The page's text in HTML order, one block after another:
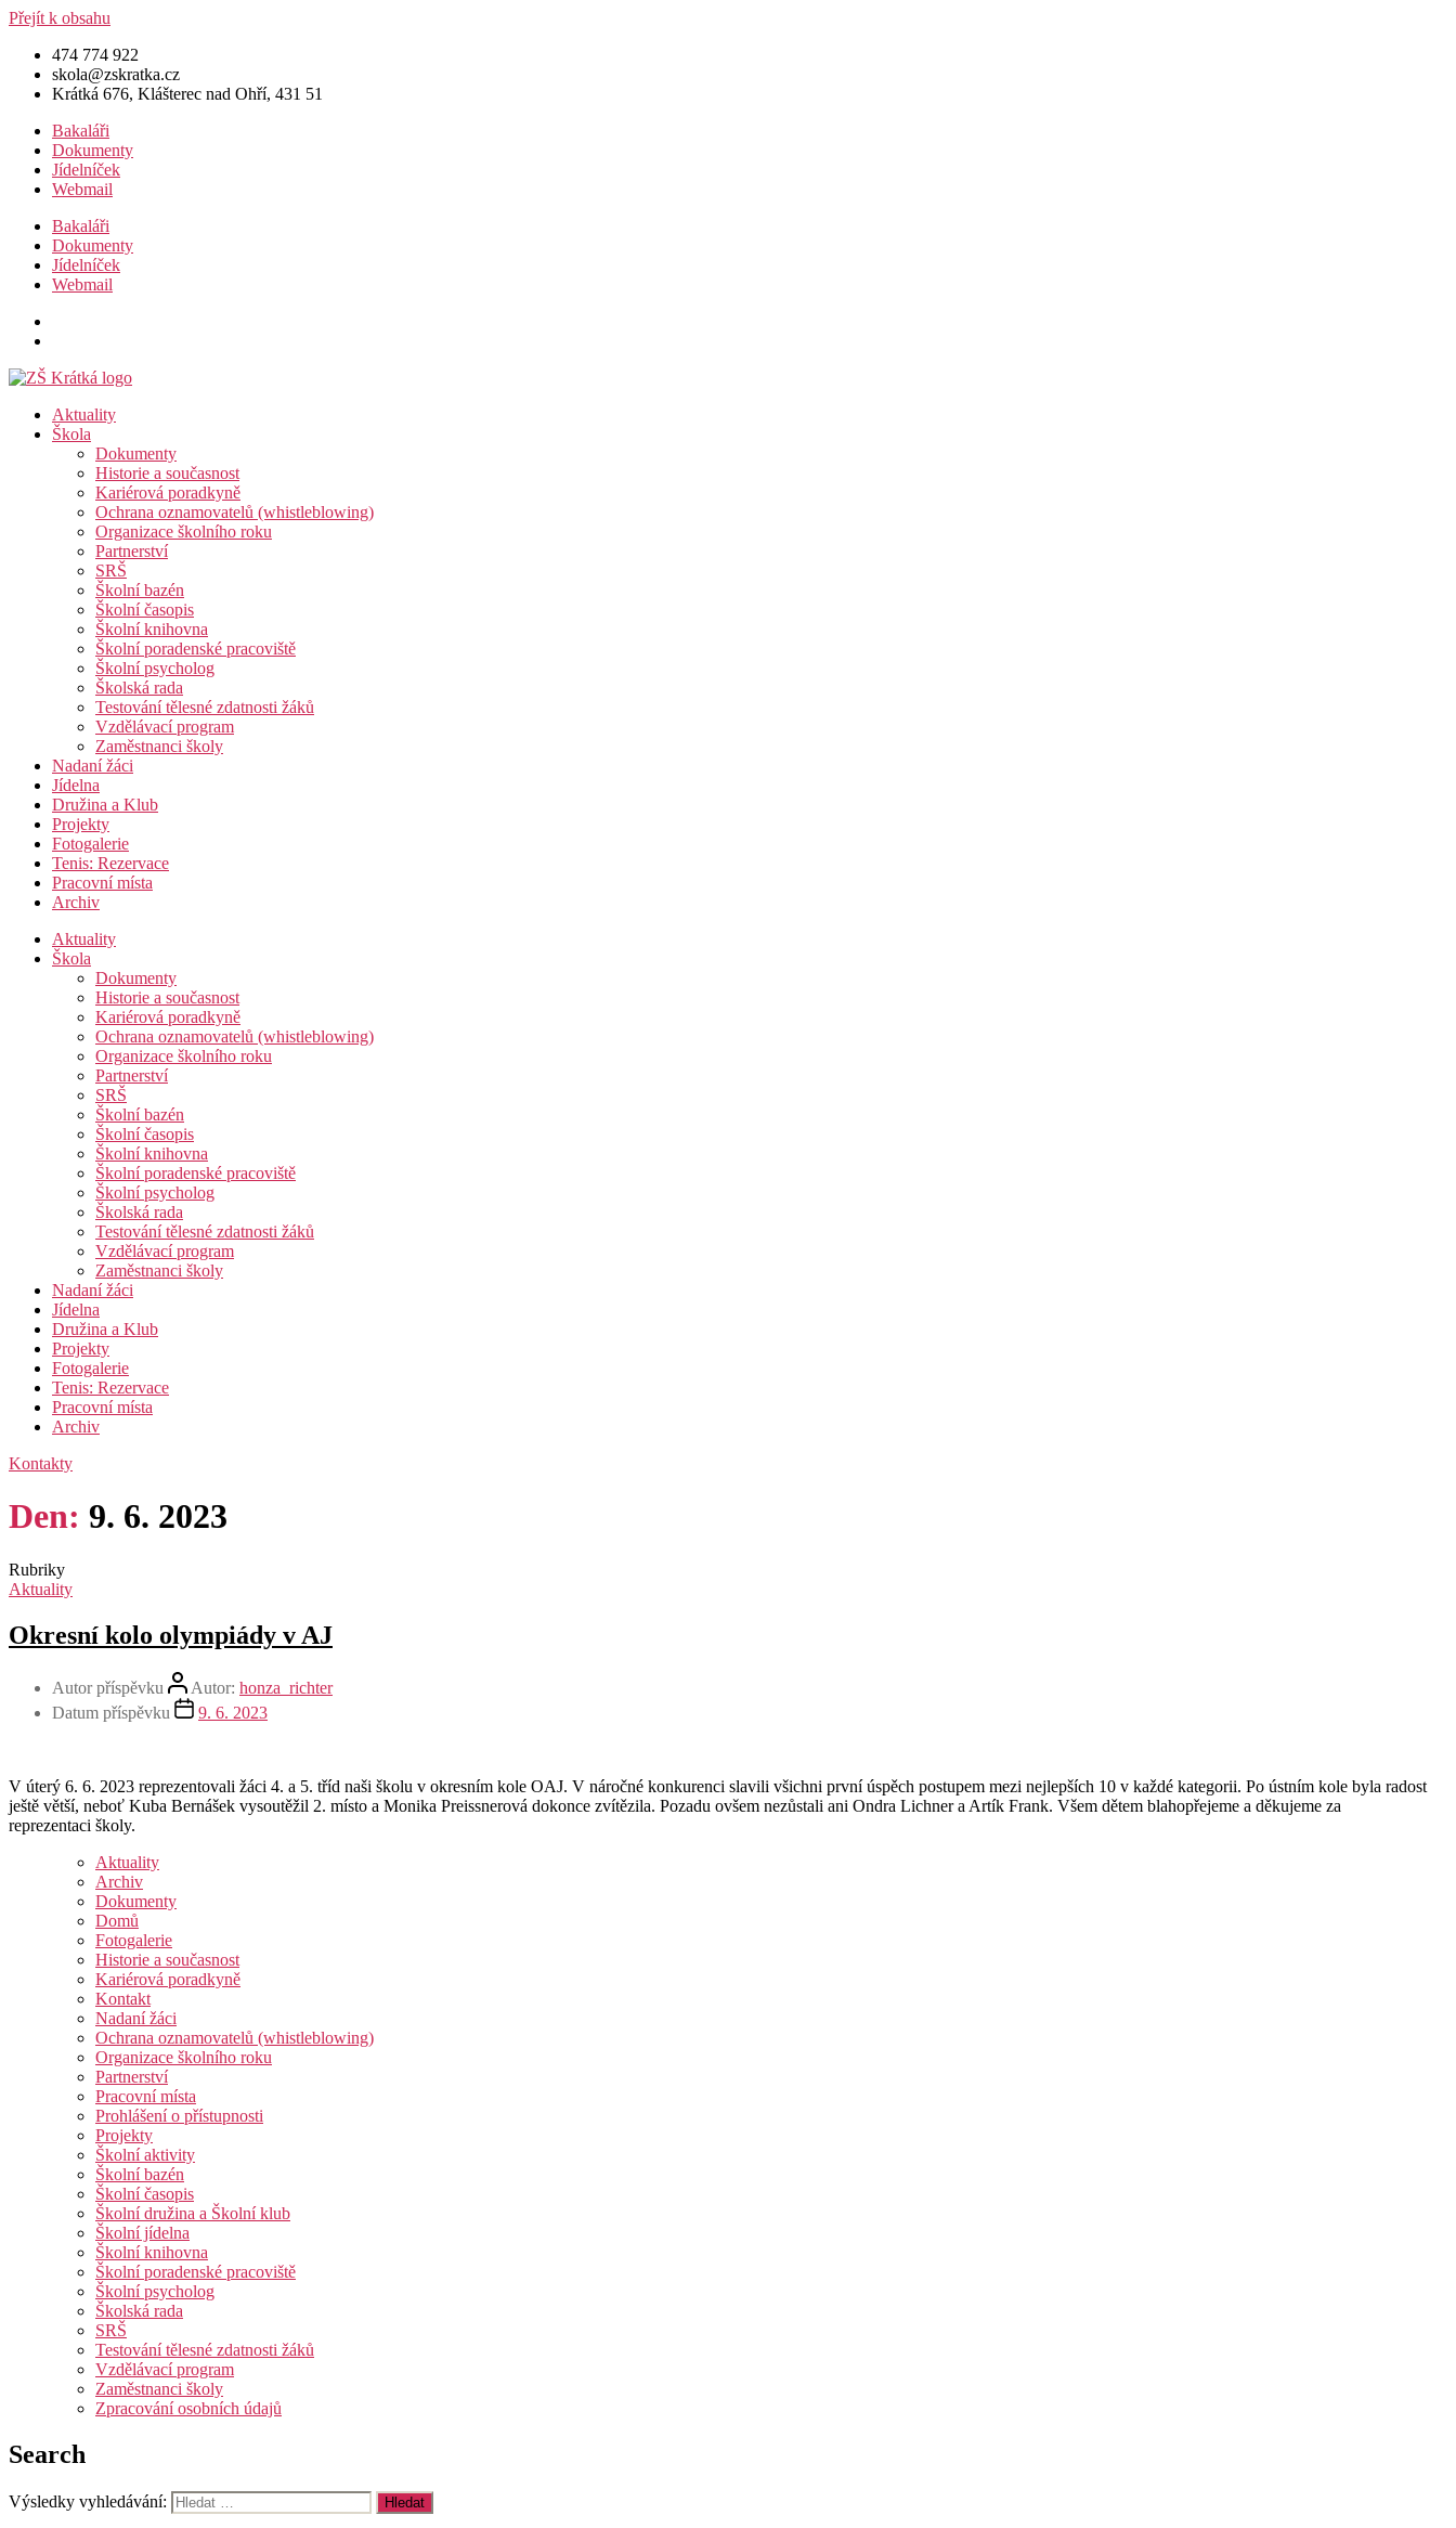
Přejít k obsahu
474 774 922
skola@zskratka.cz
Krátká 676, Klášterec nad Ohří, 431 51
Bakaláři
Dokumenty
Jídelníček
Webmail
Bakaláři
Dokumenty
Jídelníček
Webmail
Aktuality
Škola
Dokumenty
Historie a současnost
Kariérová poradkyně
Ochrana oznamovatelů (whistleblowing)
Organizace školního roku
Partnerství
SRŠ
Školní bazén
Školní časopis
Školní knihovna
Školní poradenské pracoviště
Školní psycholog
Školská rada
Testování tělesné zdatnosti žáků
Vzdělávací program
Zaměstnanci školy
Nadaní žáci
Jídelna
Družina a Klub
Projekty
Fotogalerie
Tenis: Rezervace
Pracovní místa
Archiv
Aktuality
Škola
Dokumenty
Historie a současnost
Kariérová poradkyně
Ochrana oznamovatelů (whistleblowing)
Organizace školního roku
Partnerství
SRŠ
Školní bazén
Školní časopis
Školní knihovna
Školní poradenské pracoviště
Školní psycholog
Školská rada
Testování tělesné zdatnosti žáků
Vzdělávací program
Zaměstnanci školy
Nadaní žáci
Jídelna
Družina a Klub
Projekty
Fotogalerie
Tenis: Rezervace
Pracovní místa
Archiv
Kontakty
Den: 9. 6. 2023
Rubriky
Aktuality
Okresní kolo olympiády v AJ
Autor příspěvku Autor: honza_richter
Datum příspěvku
9. 6. 2023
V úterý 6. 6. 2023 reprezentovali žáci 4. a 5. tříd naši školu v okresním kole OAJ. V náročné konkurenci slavili všichni první úspěch postupem mezi nejlepších 10 v každé kategorii. Po ústním kole byla radost
ještě větší, neboť Kuba Bernášek vysoutěžil 2. místo a Monika Preissnerová dokonce zvítězila. Pozadu ovšem nezůstali ani Ondra Lichner a Artík Frank. Všem dětem blahopřejeme a děkujeme za
reprezentaci školy.
Aktuality
Archiv
Dokumenty
Domů
Fotogalerie
Historie a současnost
Kariérová poradkyně
Kontakt
Nadaní žáci
Ochrana oznamovatelů (whistleblowing)
Organizace školního roku
Partnerství
Pracovní místa
Prohlášení o přístupnosti
Projekty
Školní aktivity
Školní bazén
Školní časopis
Školní družina a Školní klub
Školní jídelna
Školní knihovna
Školní poradenské pracoviště
Školní psycholog
Školská rada
SRŠ
Testování tělesné zdatnosti žáků
Vzdělávací program
Zaměstnanci školy
Zpracování osobních údajů
Search
Výsledky vyhledávání: